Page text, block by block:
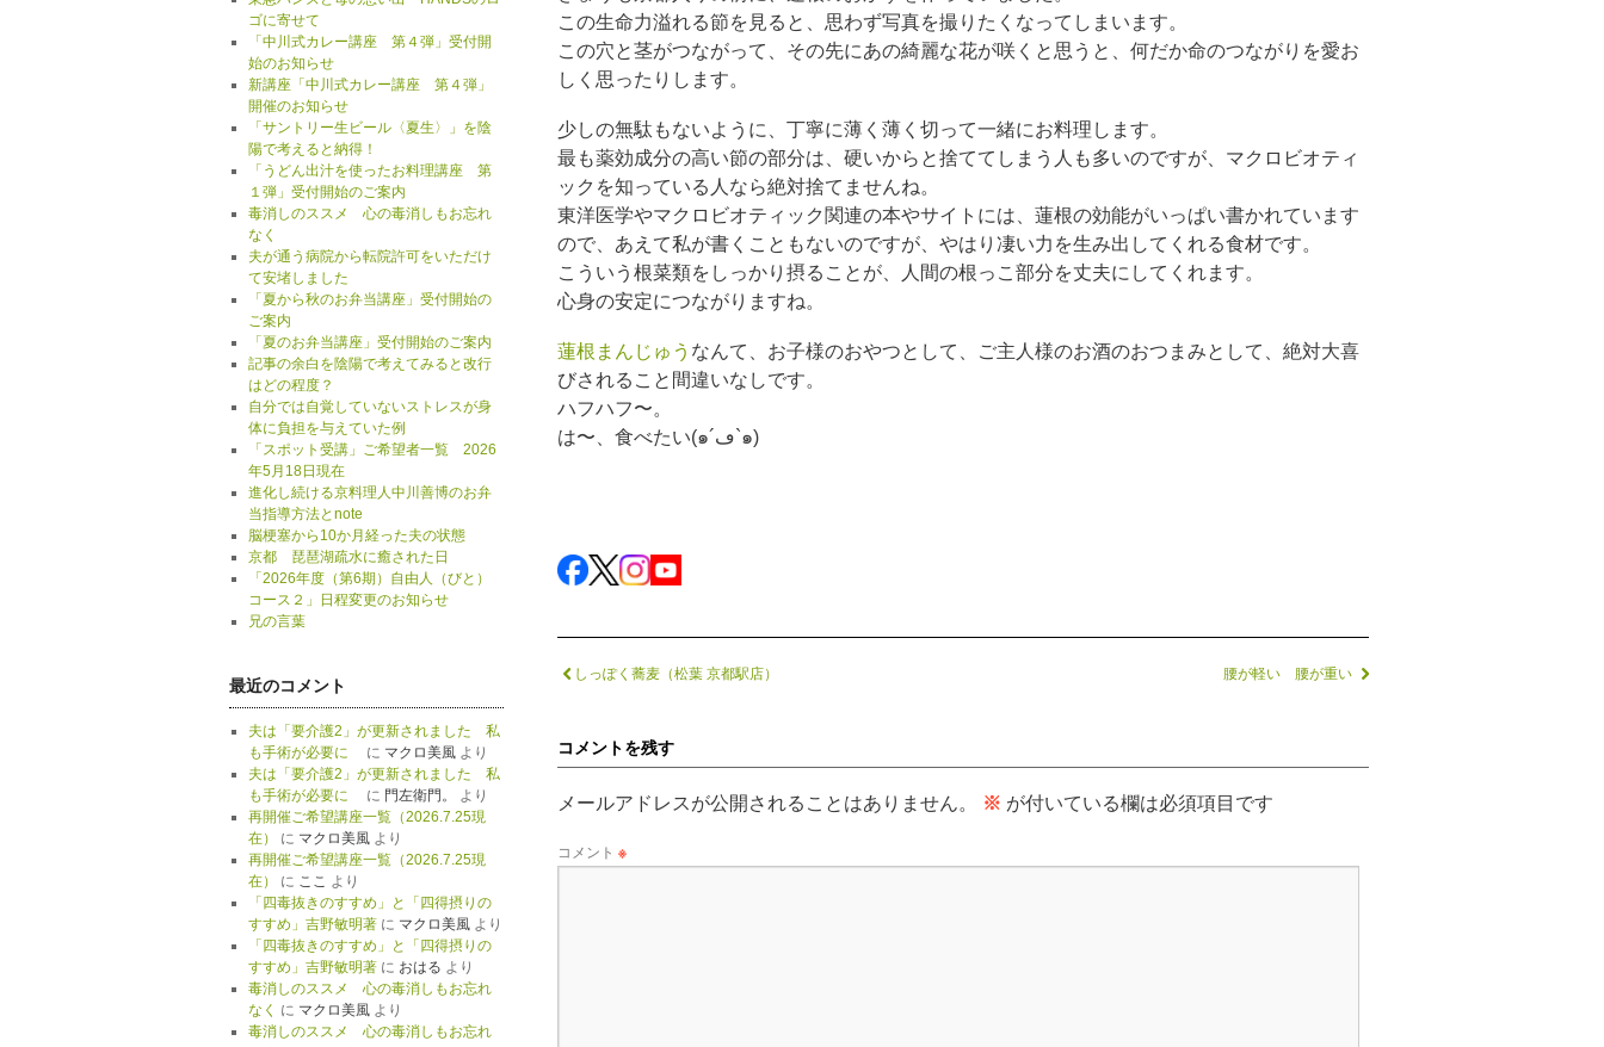
この生命力溢れる節を見ると、思わず写真を撮りたくなってしまいます。
この穴と茎がつながって、その先にあの綺麗な花が咲くと思うと、何だか命のつながりを愛お
しく思ったりします。
少しの無駄もないように、丁寧に薄く薄く切って一緒にお料理します。
最も薬効成分の高い節の部分は、硬いからと捨ててしまう人も多いのですが、マクロビオティ
ックを知っている人なら絶対捨てませんね。
東洋医学やマクロビオティック関連の本やサイトには、蓮根の効能がいっぱい書かれています
ので、あえて私が書くこともないのですが、やはり凄い力を生み出してくれる食材です。
こういう根菜類をしっかり摂ることが、人間の根っこ部分を丈夫にしてくれます。
心身の安定につながりますね。
蓮根まんじゅう なんて、お子様のおやつとして、ご主人様のお酒のおつまみとして、絶対大喜
びされること間違いなしです。
ハフハフ〜。
は〜、食べたい(๑´ڡ`๑)
しっぽく蕎麦（松葉 京都駅店） 腰が軽い 腰が重い
コメントを残す
メールアドレスが公開されることはありません。 ※ が付いている欄は必須項目です
コメント ※
ゴに寄せて
「中川式カレー講座 第４弾」受付開
始のお知らせ
新講座「中川式カレー講座 第４弾」
開催のお知らせ
「サントリー生ビール〈夏生〉」を陰
陽で考えると納得！
「うどん出汁を使ったお料理講座 第
１弾」受付開始のご案内
毒消しのススメ 心の毒消しもお忘れ
なく
夫が通う病院から転院許可をいただけ
て安堵しました
「夏から秋のお弁当講座」受付開始の
ご案内
「夏のお弁当講座」受付開始のご案内
記事の余白を陰陽で考えてみると改行
はどの程度？
自分では自覚していないストレスが身
体に負担を与えていた例
「スポット受講」ご希望者一覧 2026
年5月18日現在
進化し続ける京料理人中川善博のお弁
当指導方法とnote
脳梗塞から10か月経った夫の状態
京都 琵琶湖疏水に癒された日
「2026年度（第6期）自由人（びと）
コース２」日程変更のお知らせ
兄の言葉
最近のコメント
夫は「要介護2」が更新されました 私
も手術が必要に
に マクロ美風より
夫は「要介護2」が更新されました 私
も手術が必要に
に 門左衛門。
より
再開催ご希望講座一覧（2026.7.25現
在）
に マクロ美風より
再開催ご希望講座一覧（2026.7.25現
在）
に ここ より
「四毒抜きのすすめ」と「四得摂りの
すすめ」吉野敏明著に マクロ美風より
「四毒抜きのすすめ」と「四得摂りの
すすめ」吉野敏明著に おはる より
毒消しのススメ 心の毒消しもお忘れ
なく に マクロ美風より
毒消しのススメ 心の毒消しもお忘れ